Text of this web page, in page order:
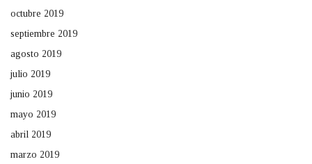
octubre 2019
septiembre 2019
agosto 2019
julio 2019
junio 2019
mayo 2019
abril 2019
marzo 2019